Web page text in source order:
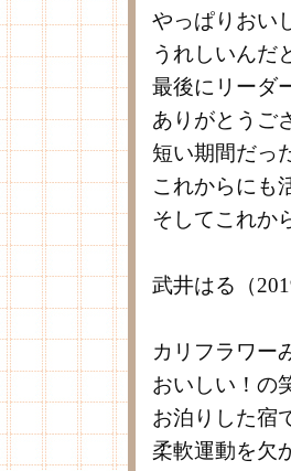
やっぱりおい
うれしいんだ
最後にリーダ
ありがとうご
短い期間だっ
これからにも
そしてこれか
武井はる（
カリフラワー
おいしい！の
お泊りした宿
柔軟運動を欠